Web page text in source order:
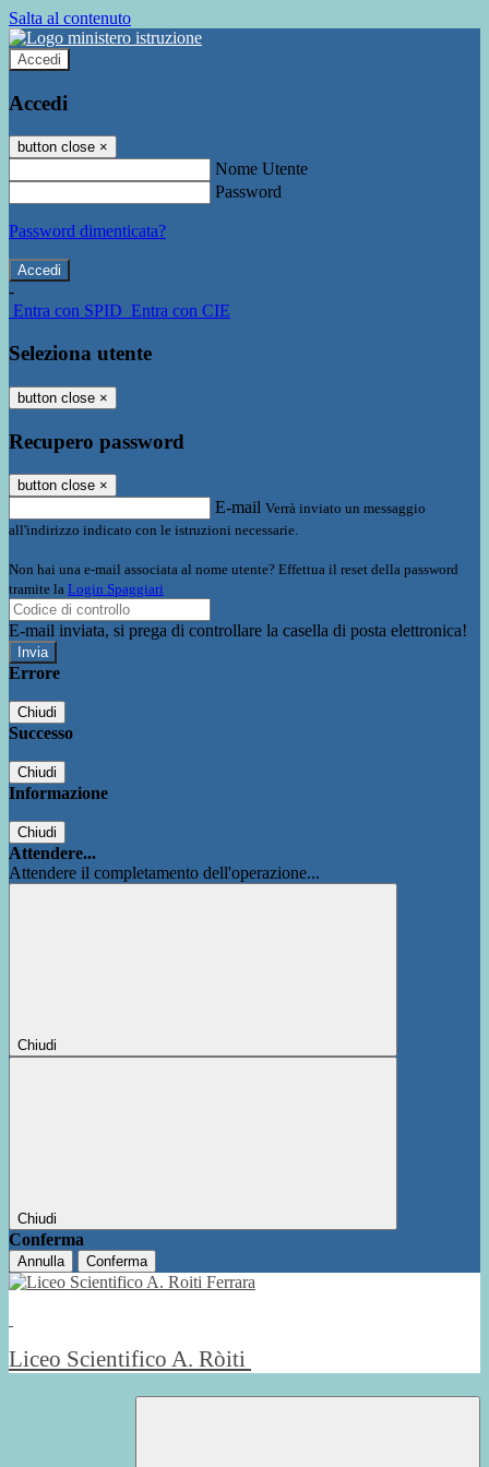
Salta al contenuto
Accedi
Accedi
button close ×
Nome Utente
Password
Password dimenticata?
-
Entra con SPID Entra con CIE
Seleziona utente
button close ×
Recupero password
button close ×
E-mail Verrà inviato un messaggio
all'indirizzo indicato con le istruzioni necessarie.
Non hai una e-mail associata al nome utente? Effettua il reset della password
tramite la Login Spaggiari
E-mail inviata, si prega di controllare la casella di posta elettronica!
Errore
Chiudi
Successo
Chiudi
Informazione
Chiudi
Attendere...
Attendere il completamento dell'operazione...
Chiudi
Chiudi
Conferma
Annulla Conferma
Liceo Scientifico A. Ròiti